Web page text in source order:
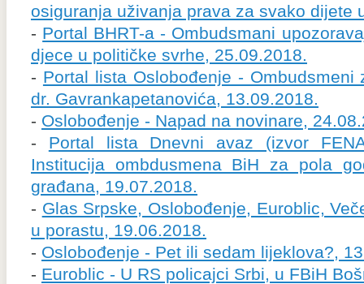
osiguranja uživanja prava za svako dijete
- Portal BHRT-a - Ombudsmani
djece u političke svrhe, 25.09.2018.
- Portal lista Oslobođenje -
dr. Gavrankapetanovića, 13.09.2018.
- Oslobođenje - Napad na novinare,
- Portal lista Dnevni avaz (izvor
Institucija ombdusmena BiH za pola
građana, 19.07.2018.
- Glas Srpske, Oslobođenje, Euroblic,
u porastu, 19.06.2018.
- Oslobođenje - Pet ili sedam lijeklova?,
- Euroblic - U RS policajci Srbi, u FBiH